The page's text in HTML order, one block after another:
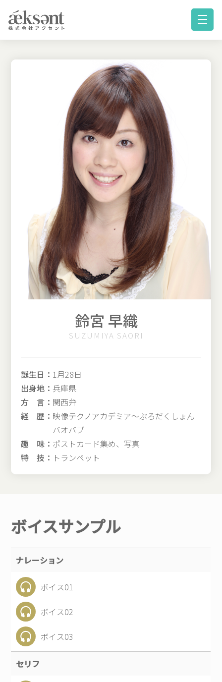
鈴宮 早織
SUZUMIYA SAORI
誕生日： 1月28日
出身地：兵庫県
方 言： 関西弁
経 歴： 映像テクノアカデミア〜ぷろだくしょん
バオバブ
趣 味： ポストカード集め、写真
特 技： トランペット
ボイスサンプル
ナレーション
ボイス01
ボイス02
ボイス03
セリフ